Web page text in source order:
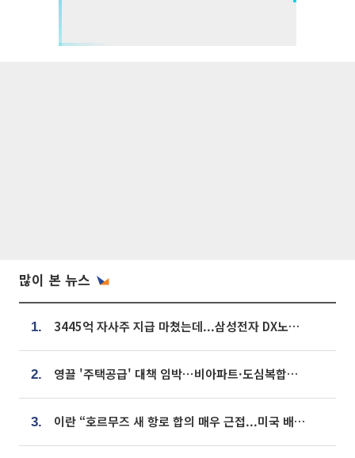
많이 본 뉴스
1. 3445억 자사주 지급 마쳤는데...삼성전자 DX노조, 뒤늦은 '떼쓰기 집회'
2. 영끌 '주택공급' 대책 임박⋯비아파트·도심복합까지 총동원
3. 이란 “호르무즈 새 항로 합의 매우 근접...미국 배상 먼저”